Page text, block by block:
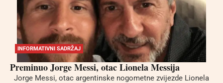
INFORMATIVNI SADRŽAJ
Preminuo Jorge Messi, otac Lionela Messija
Jorge Messi, otac argentinske nogometne zvijezde Lionela